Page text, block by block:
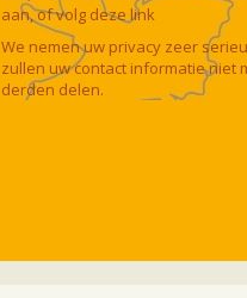
aan, of volg dezelink
We nemen uw privacy zeer
zullen uw contact informatie niet
derden delen.